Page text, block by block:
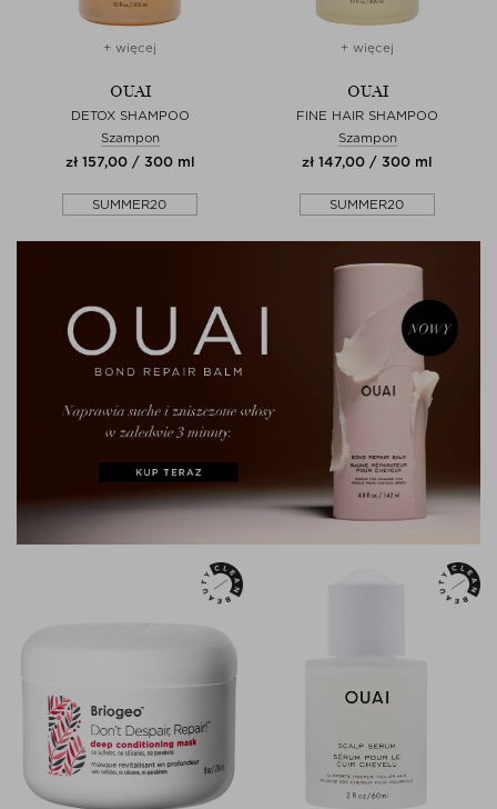
+ więcej
OUAI
DETOX SHAMPOO
Szampon
zł 157,00 / 300 ml
SUMMER20
+ więcej
OUAI
FINE HAIR SHAMPOO
Szampon
zł 147,00 / 300 ml
SUMMER20